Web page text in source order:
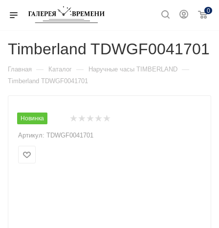
0
Timberland TDWGF0041701
Главная — Каталог — Наручные часы TIMBERLAND —
Timberland TDWGF0041701
Новинка
Артикул: TDWGF0041701